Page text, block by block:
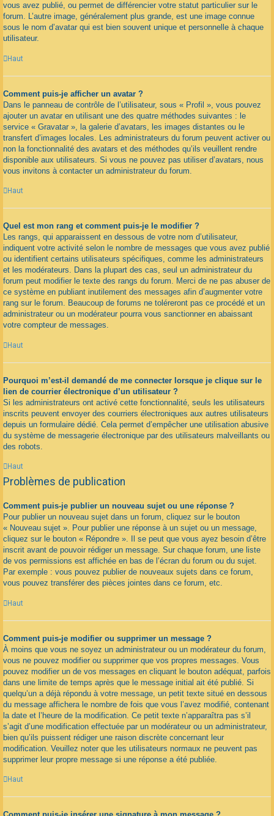
vous avez publié, ou permet de différencier votre statut particulier sur le
forum. L’autre image, généralement plus grande, est une image connue
sous le nom d’avatar qui est bien souvent unique et personnelle à chaque
utilisateur.
Haut
Comment puis-je afficher un avatar ?
Dans le panneau de contrôle de l’utilisateur, sous « Profil », vous pouvez
ajouter un avatar en utilisant une des quatre méthodes suivantes : le
service « Gravatar », la galerie d’avatars, les images distantes ou le
transfert d’images locales. Les administrateurs du forum peuvent activer ou
non la fonctionnalité des avatars et des méthodes qu’ils veuillent rendre
disponible aux utilisateurs. Si vous ne pouvez pas utiliser d’avatars, nous
vous invitons à contacter un administrateur du forum.
Haut
Quel est mon rang et comment puis-je le modifier ?
Les rangs, qui apparaissent en dessous de votre nom d’utilisateur,
indiquent votre activité selon le nombre de messages que vous avez publié
ou identifient certains utilisateurs spécifiques, comme les administrateurs
et les modérateurs. Dans la plupart des cas, seul un administrateur du
forum peut modifier le texte des rangs du forum. Merci de ne pas abuser de
ce système en publiant inutilement des messages afin d’augmenter votre
rang sur le forum. Beaucoup de forums ne toléreront pas ce procédé et un
administrateur ou un modérateur pourra vous sanctionner en abaissant
votre compteur de messages.
Haut
Pourquoi m’est-il demandé de me connecter lorsque je clique sur le
lien de courrier électronique d’un utilisateur ?
Si les administrateurs ont activé cette fonctionnalité, seuls les utilisateurs
inscrits peuvent envoyer des courriers électroniques aux autres utilisateurs
depuis un formulaire dédié. Cela permet d’empêcher une utilisation abusive
du système de messagerie électronique par des utilisateurs malveillants ou
des robots.
Haut
Problèmes de publication
Comment puis-je publier un nouveau sujet ou une réponse ?
Pour publier un nouveau sujet dans un forum, cliquez sur le bouton
« Nouveau sujet ». Pour publier une réponse à un sujet ou un message,
cliquez sur le bouton « Répondre ». Il se peut que vous ayez besoin d’être
inscrit avant de pouvoir rédiger un message. Sur chaque forum, une liste
de vos permissions est affichée en bas de l’écran du forum ou du sujet.
Par exemple : vous pouvez publier de nouveaux sujets dans ce forum,
vous pouvez transférer des pièces jointes dans ce forum, etc.
Haut
Comment puis-je modifier ou supprimer un message ?
À moins que vous ne soyez un administrateur ou un modérateur du forum,
vous ne pouvez modifier ou supprimer que vos propres messages. Vous
pouvez modifier un de vos messages en cliquant le bouton adéquat, parfois
dans une limite de temps après que le message initial ait été publié. Si
quelqu’un a déjà répondu à votre message, un petit texte situé en dessous
du message affichera le nombre de fois que vous l’avez modifié, contenant
la date et l’heure de la modification. Ce petit texte n’apparaîtra pas s’il
s’agit d’une modification effectuée par un modérateur ou un administrateur,
bien qu’ils puissent rédiger une raison discrète concernant leur
modification. Veuillez noter que les utilisateurs normaux ne peuvent pas
supprimer leur propre message si une réponse a été publiée.
Haut